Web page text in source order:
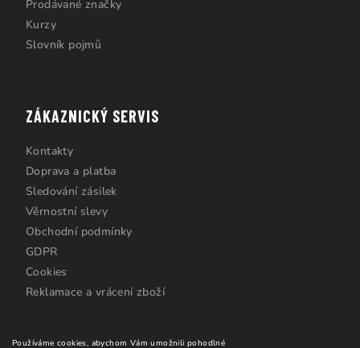
Používáme cookies, abychom Vám umožnili pohodlné
Prodávané značky
Kurzy
Slovník pojmů
ZÁKAZNICKÝ SERVIS
Kontakty
Doprava a platba
Sledování zásilek
Věrnostní slevy
Obchodní podmínky
GDPR
Cookies
Reklamace a vrácení zboží